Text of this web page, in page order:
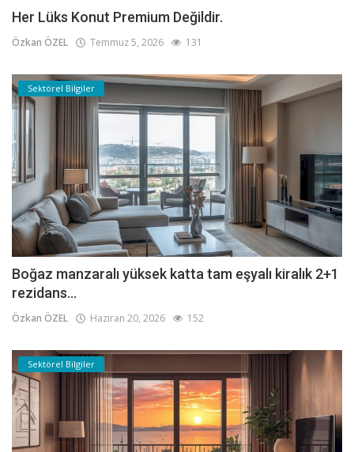
Her Lüks Konut Premium Değildir.
Özkan ÖZEL Temmuz 5, 2026 131
Sektörel Bilgiler
Boğaz manzaralı yüksek katta tam eşyalı kiralık 2+1
rezidans...
Özkan ÖZEL Haziran 20, 2026 152
Sektörel Bilgiler